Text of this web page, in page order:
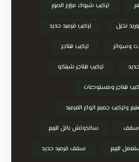
تركيب شبوك مزارع الصور
نخيل تركيب قرميد حديد
وسواتر تركيب هناجر
تركيب هناجر شينكو
هناجر ومستودعات
وتركيب جميع انواع القرميد
سقف ساندوتش بانل للبيع
للبيع سقف قرميد حديد